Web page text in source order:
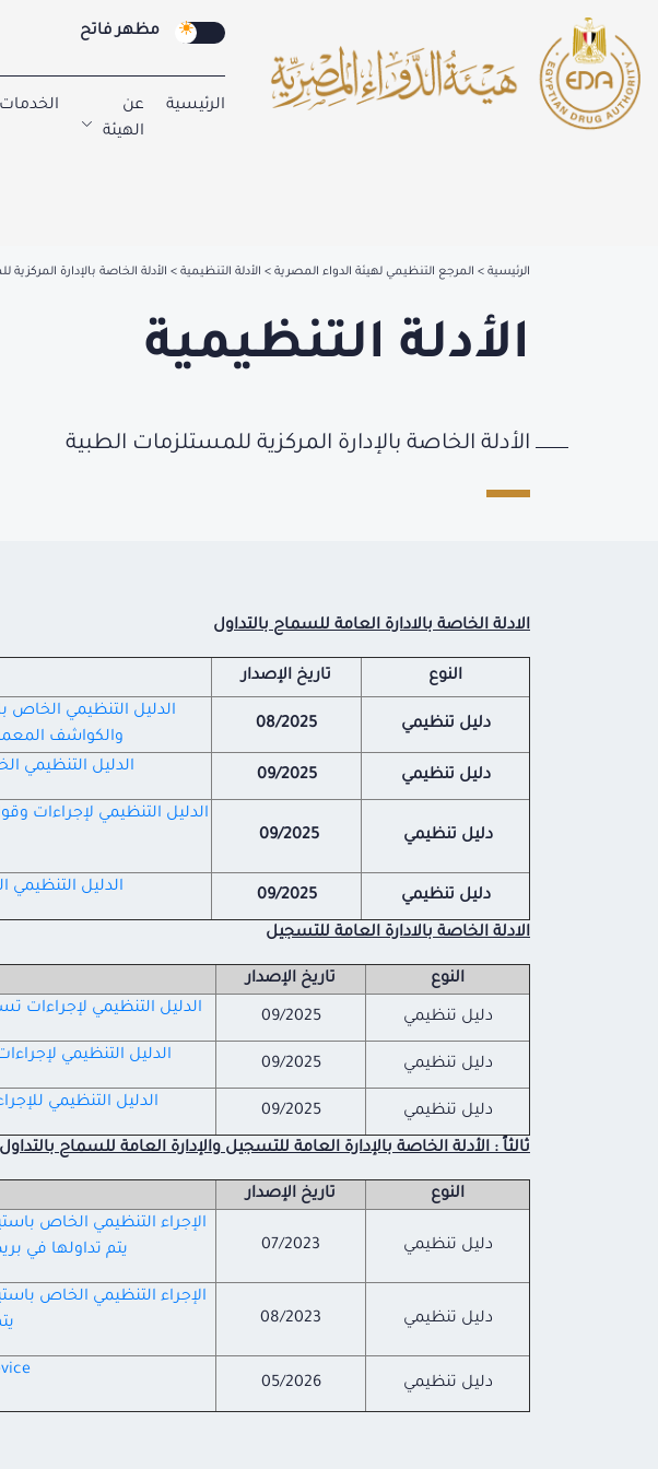
مظهر فاتح
الرئيسية
عن
الهيئة
الخدمات
الرئيسية المرجع التنظيمي لهيئة الدواء المصرية الأدلة التنظيمية الأدلة الخاصة بالإدارة
الأدلة التنظيمية
الأدلة الخاصة بالإدارة المركزية للمستلزمات الطبية
الادلة الخاصة بالادارة العامة للسماح بالتداول
النوع تاريخ الإصدار
دليل تنظيمي 08/2025
الدليل التنظيمي الخاص
والكواشف
دليل تنظيمي 09/2025 الدليل التنظيمي
دليل تنظيمي 09/2025
الدليل التنظيمي لإجراءات
دليل تنظيمي 09/2025 الدليل التنظيمي
الادلة الخاصة بالادارة العامة للتسجيل
النوع تاريخ الإصدار
دليل تنظيمي 09/2025 الدليل التنظيمي لإجراءات
دليل تنظيمي 09/2025 الدليل التنظيمي
دليل تنظيمي 09/2025 الدليل التنظيمي
ثالثاً : الأدلة الخاصة بالإدارة العامة للتسجيل والإدارة العامة للسماح بالتداول
النوع تاريخ الإصدار
دليل تنظيمي 07/2023
الإجراء التنظيمي الخاص
يتم تداولها في
دليل تنظيمي 08/2023
الإجراء التنظيمي الخاص
دليل تنظيمي 05/2026